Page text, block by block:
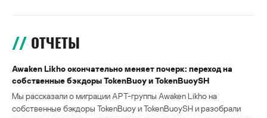
ОТЧЕТЫ
Awaken Likho окончательно меняет почерк: переход на
собственные бэкдоры TokenBuoy и TokenBuoySH
Мы рассказали о миграции APT-группы Awaken Likho на
собственные бэкдоры TokenBuoy и TokenBuoySH и разобрали